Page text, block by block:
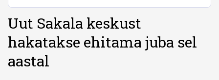
Uut Sakala keskust
hakatakse ehitama juba sel
aastal